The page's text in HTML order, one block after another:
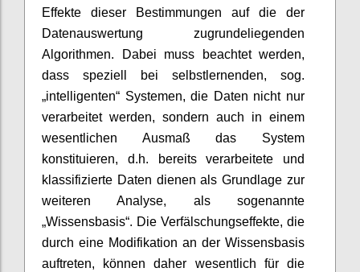
Effekte dieser Bestimmungen auf die der
Datenauswertung zugrundeliegenden
Algorithmen. Dabei muss beachtet werden,
dass speziell bei selbstlernenden, sog.
„intelligenten“ Systemen, die Daten nicht nur
verarbeitet werden, sondern auch in einem
wesentlichen Ausmaß das System
konstituieren, d.h. bereits verarbeitete und
klassifizierte Daten dienen als Grundlage zur
weiteren Analyse, als sogenannte
„Wissensbasis“. Die Verfälschungseffekte, die
durch eine Modifikation an der Wissensbasis
auftreten, können daher wesentlich für die